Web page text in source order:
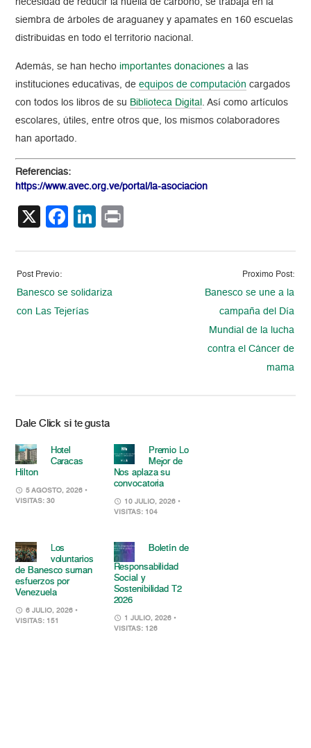
necesidad de reducir la huella de carbono, se trabaja en la
siembra de árboles de araguaney y apamates en 160 escuelas
distribuidas en todo el territorio nacional.
Además, se han hechoimportantes donaciones a las
instituciones educativas, deequipos de computación cargados
con todos los libros de su Biblioteca Digital . Así como artículos
escolares, útiles, entre otros que, los mismos colaboradores
han aportado.
Referencias:
https://www.avec.org.ve/portal/la-asociacion
X Facebook
LinkedIn
Post Previo:
Banesco se solidariza
con Las Tejerías
Proximo Post:
Banesco se une a la
campaña del Día
Mundial de la lucha
contra el Cáncer de
mama
Dale Click si te gusta
Hotel
Caracas
Hilton
5 AGOSTO, 2026 •
VISITAS: 30
Premio Lo
Mejor de
Nos aplaza su
convocatoria
10 JULIO, 2026 •
VISITAS: 104
Los
voluntarios
de Banesco suman
esfuerzos por
Venezuela
6 JULIO, 2026 •
VISITAS: 151
Boletín de
Responsabilidad
Social y
Sostenibilidad T2
2026
1 JULIO, 2026 •
VISITAS: 126